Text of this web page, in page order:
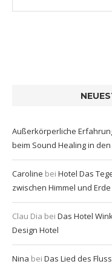
Außerkörperliche
beim Sound Healing in
Caroline bei Hotel Das
zwischen Himmel und Erde
Clau Dia bei Das Hotel
Design Hotel
Nina bei Das Lied des